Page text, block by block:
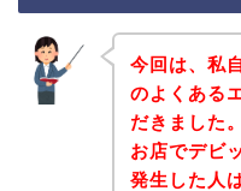
今回は、私
のよくある
だきました
お店でデビ
発生した人